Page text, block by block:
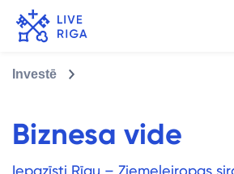
Investē
Biznesa vide
Iepazīsti Rīgu – Ziemeļeiropas